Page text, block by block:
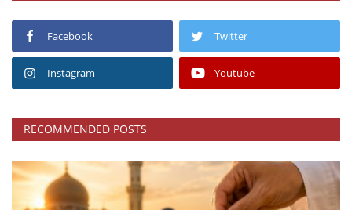
Facebook Twitter
Instagram Youtube
RECOMMENDED POSTS